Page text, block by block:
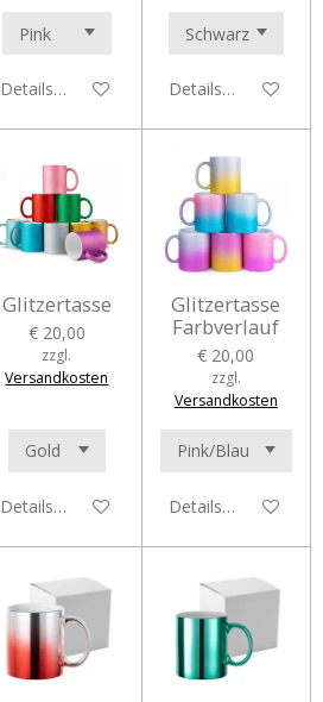
Details anzeigen Details anzeigen
Glitzertasse
€ 20,00
zzgl.
Versandkosten
Details anzeigen
Glitzertasse
Farbverlauf
€ 20,00
zzgl.
Versandkosten
Details anzeigen